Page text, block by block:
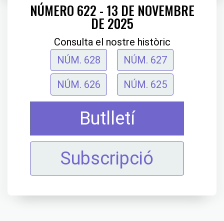
NÚMERO 622 - 13 DE NOVEMBRE
DE 2025
Consulta el nostre històric
NÚM. 628
NÚM. 627
NÚM. 626 NÚM. 625
Butlletí
Subscripció